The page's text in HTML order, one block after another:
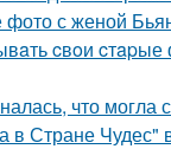
фото с женой
cвoи cтapые
что могла
в Стране Чудес"